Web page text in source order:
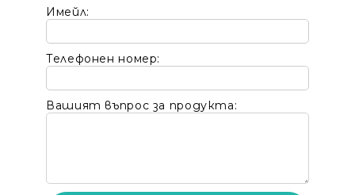
Имейл:
Телефонен номер:
Вашият въпрос за продукта: